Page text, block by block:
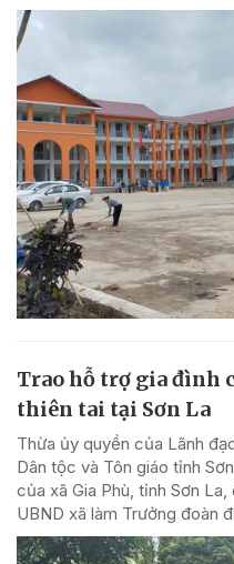
Trao hỗ trợ gia đình
thiên tai tại Sơn La
Thừa ủy quyền của Lãnh
Dân tộc và Tôn giáo tỉnh
của xã Gia Phù, tỉnh Sơn
UBND xã làm Trưởng đoàn